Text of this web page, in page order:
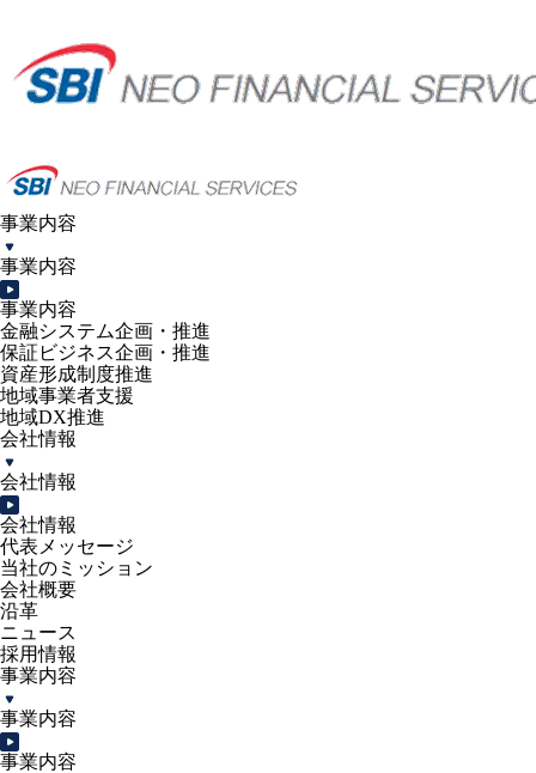
事業内容
事業内容
事業内容
金融システム企画・推進
保証ビジネス企画・推進
資産形成制度推進
地域事業者支援
地域DX推進
会社情報
会社情報
会社情報
代表メッセージ
当社のミッション
会社概要
沿革
ニュース
採用情報
事業内容
事業内容
事業内容